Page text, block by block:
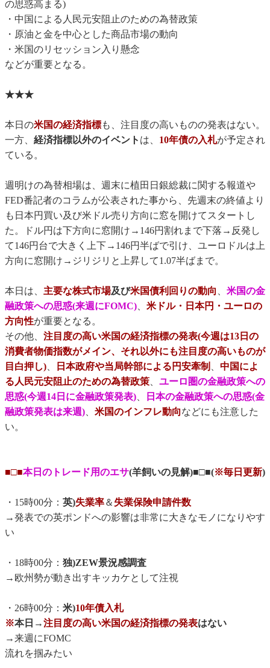
の思惑高まる)
・中国による人民元安阻止のための為替政策
・原油と金を中心とした商品市場の動向
・米国のリセッション入り懸念
などが重要となる。
★★★
本日の米国の経済指標も、注目度の高いものの発表はない。
一方、 経済指標以外のイベント は、 10年債の入札が予定され
ている。
週明けの為替相場は、週末に植田日銀総裁に関する報道や
FED番記者のコラムが公表された事から、先週末の終値より
も日本円買い及び米ドル売り方向に窓を開けてスタートし
た。ドル円は下方向に窓開け→146円割れまで下落→反発し
て146円台で大きく上下→146円半ばで引け、ユーロドルは上
方向に窓開け→ジリジリと上昇して1.07半ばまで。
本日は、 主要な株式市場及び米国債利回りの動向 、 米国の金
融政策への思惑(来週にFOMC)、 米ドル・日本円・ユーロの
方向性が重要となる。
その他、 注目度の高い米国の経済指標の発表(今週は13日の
消費者物価指数がメイン、それ以外にも注目度の高いものが
目白押し)、 日本政府や当局幹部による円安牽制 、 中国によ
る人民元安阻止のための為替政策、 ユーロ圏の金融政策への
思惑(今週14日に金融政策発表)、
日本の金融政策への思惑(金
融政策発表は来週)、 米国のインフレ動向などにも注意した
い。
■□■本日のトレード用のエサ(羊飼いの見解)■□■(※毎日更新)
・15時00分： 英)失業率＆ 失業保険申請件数
→発表での英ポンドへの影響は非常に大きなモノになりやす
い
・18時00分： 独)ZEW景況感調査
→欧州勢が動き出すキッカケとして注視
・26時00分： 米)10年債入札
※本日→注目度の高い米国の経済指標の発表はない
→来週にFOMC
流れを掴みたい